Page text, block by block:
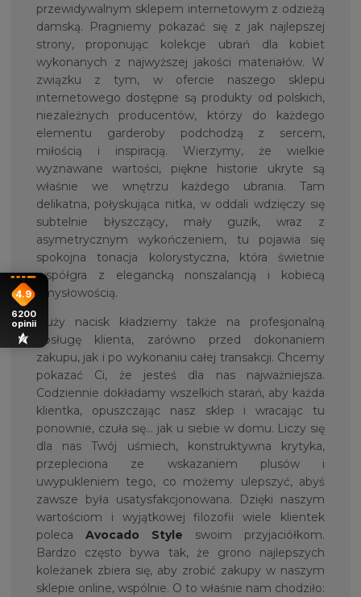
przewidywalnym sklepem internetowym z odzieżą
damską. Pragniemy pokazać się z jak najlepszej
strony, proponując kolekcje ubrań dla kobiet
wykonanych z najwyższej jakości materiałów. W
związku z tym, w ofercie naszego sklepu
internetowego dostępne są produkty od polskich,
niezależnych producentów, którzy do każdego
elementu garderoby podchodzą z sercem,
miłością i inspiracją. Wierzymy, że wielkie
wyznawane wartości, piękne historie ukryte są
właśnie we wnętrzu każdego ubrania. Tam
delikatna, połyskująca nitka, w oddali wdzięczy się
subtelnie błyszczący, mały guzik, wraz z
asymetrycznym wykończeniem, tu pojawia się
spokojna tonacja kolorystyczna, która świetnie
współgra z elegancką nonszalancją i kobiecą
zmysłowością.
Duży nacisk kładziemy także na profesjonalną
obsługę klienta, zarówno przed dokonaniem
zakupu, jak i po wykonaniu całej transakcji. Chcemy
pokazać Ci, że jesteś dla nas najważniejsza.
Codziennie dokładamy wszelkich starań, aby każda
klientka, opuszczając nasz sklep i wracając tu
ponownie, czuła się… jak u siebie w domu. Liczy się
dla nas Twój uśmiech, konstruktywna krytyka,
przepleciona ze wskazaniem plusów i
uwypukleniem tego, co możemy ulepszyć, abyś
zawsze była usatysfakcjonowana. Dzięki naszym
wartościom i wyjątkowej filozofii wiele klientek
poleca
Avocado Style swoim przyjaciółkom.
Bardzo często bywa tak, że grono najlepszych
koleżanek zbiera się, aby zrobić zakupy w naszym
sklepie online, wspólnie. O to właśnie nam chodziło:
4.9
6200
opinii